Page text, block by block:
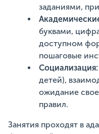
заданиями,
буквами,
доступном
пошаговые
Социализация:
детей),
ожидание
правил.
Занятия проходят в